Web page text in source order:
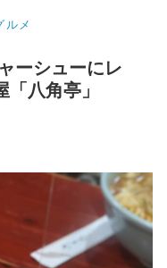
ルメ
ーシューにレ
八角亭」